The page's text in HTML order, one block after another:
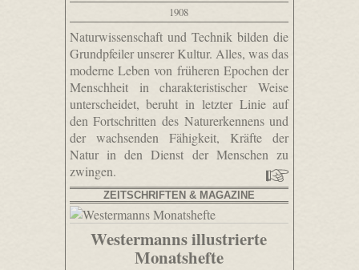
1908
Naturwissenschaft und Technik bilden die
Grundpfeiler unserer Kultur. Alles, was das
moderne Leben von früheren Epochen der
Menschheit in charakteristischer Weise
unterscheidet, beruht in letzter Linie auf
den Fortschritten des Naturerkennens und
der wachsenden Fähigkeit, Kräfte der
Natur in den Dienst der Menschen zu
zwingen.
ZEITSCHRIFTEN & MAGAZINE
Westermanns illustrierte
Monatshefte